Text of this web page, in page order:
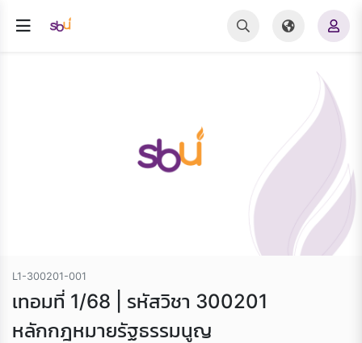
L1-300201-001
เทอมที่ 1/68 | รหัสวิชา 300201
หลักกฎหมายรัฐธรรมนูญ